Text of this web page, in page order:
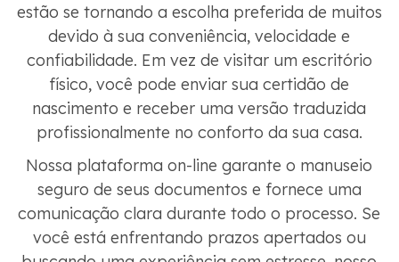
estão se tornando a escolha preferida de muitos
devido à sua conveniência, velocidade e
confiabilidade. Em vez de visitar um escritório
físico, você pode enviar sua certidão de
nascimento e receber uma versão traduzida
profissionalmente no conforto da sua casa.
Nossa plataforma on-line garante o manuseio
seguro de seus documentos e fornece uma
comunicação clara durante todo o processo. Se
você está enfrentando prazos apertados ou